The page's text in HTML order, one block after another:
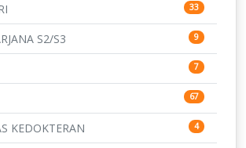
14
CENDRAWASIH 14
15
219
11
33
S2/S3 9
7
67
KEDOKTERAN 4